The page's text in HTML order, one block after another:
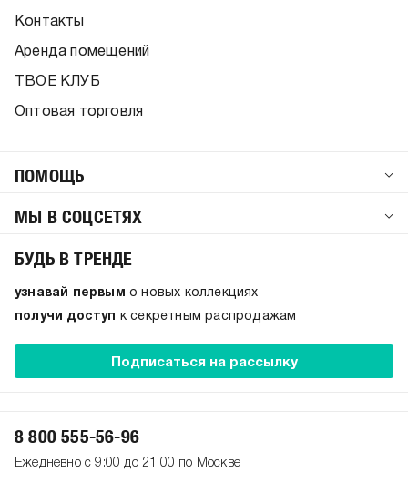
Контакты
Аренда помещений
ТВОЕ КЛУБ
Оптовая торговля
ПОМОЩЬ
МЫ В СОЦСЕТЯХ
БУДЬ В ТРЕНДЕ
узнавай первым о новых коллекциях
получи доступ к секретным распродажам
Подписаться на рассылку
8 800 555-56-96
Ежедневно с 9:00 до 21:00 по Москве